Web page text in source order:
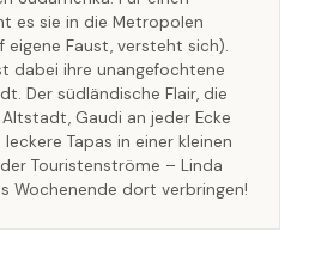
es sie in die Metropolen
eigene Faust, versteht sich).
dabei ihre unangefochtene
Der südländische Flair, die
Gaudi an jeder Ecke
Tapas in einer kleinen
Touristenströme – Linda
Wochenende dort verbringen!